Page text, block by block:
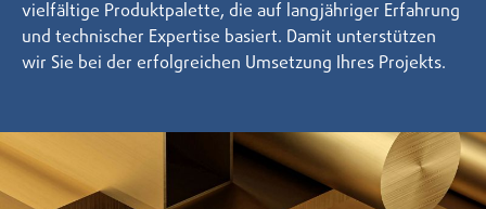
vielfältige Produktpalette, die auf langjähriger Erfahrung
und technischer Expertise basiert. Damit unterstützen
wir Sie bei der erfolgreichen Umsetzung Ihres Projekts.